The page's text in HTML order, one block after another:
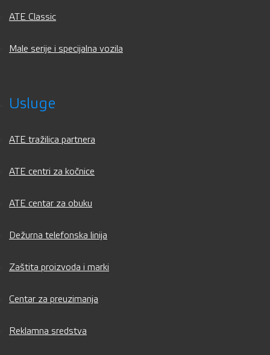
ATE Classic
Male serije i specijalna vozila
Usluge
ATE tražilica partnera
ATE centri za kočnice
ATE centar za obuku
Dežurna telefonska linija
Zaštita proizvoda i marki
Centar za preuzimanja
Reklamna sredstva